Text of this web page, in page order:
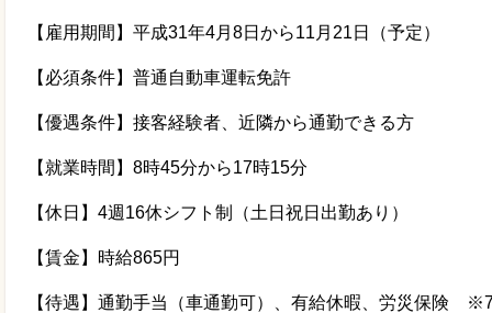
【雇用期間】平成31年4月8日から11月21日（予定）
【必須条件】普通自動車運転免許
【優遇条件】接客経験者、近隣から通勤できる方
【就業時間】8時45分から17時15分
【休日】4週16休シフト制（土日祝日出勤あり）
【賃金】時給865円
【待遇】通勤手当（車通勤可）、有給休暇、労災保険